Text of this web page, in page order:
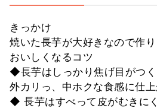
きっかけ
焼いた長芋が大好きなので作
おいしくなるコツ
◆長芋はしっかり焦げ目がつく
外カリっ、中ホクな食感に仕
◆ 長芋はすべって皮がむきに